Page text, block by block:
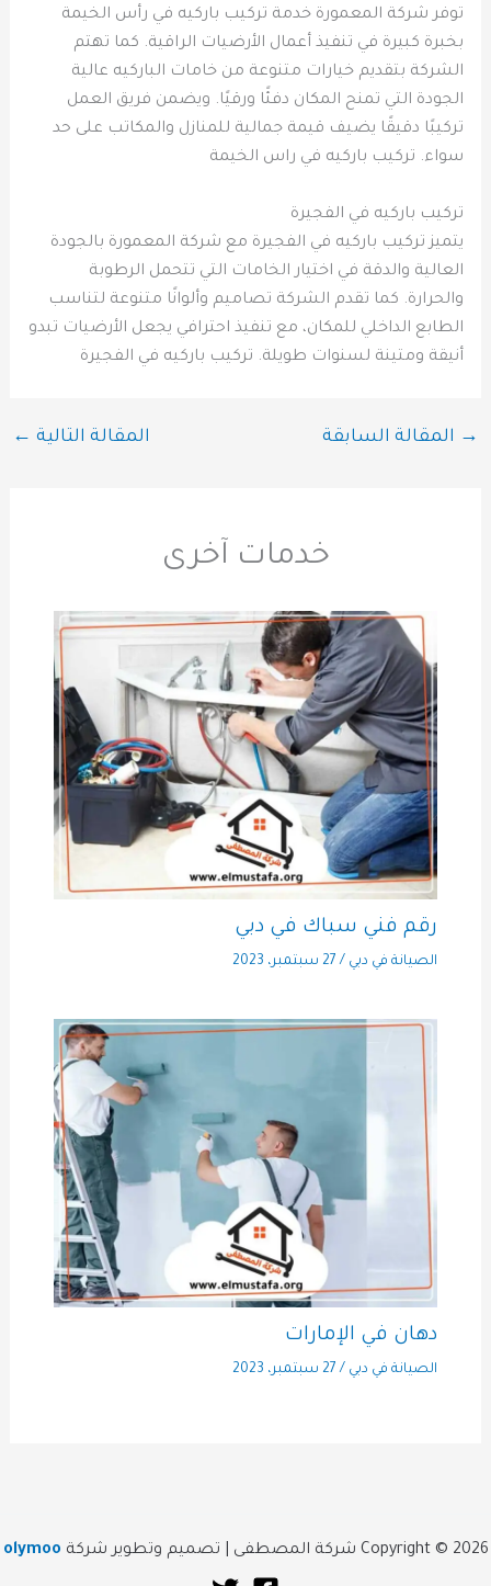
توفر شركة المعمورة خدمة تركيب باركيه في رأس الخيمة
بخبرة كبيرة في تنفيذ أعمال الأرضيات الراقية. كما تهتم
الشركة بتقديم خيارات متنوعة من خامات الباركيه عالية
الجودة التي تمنح المكان دفئًا ورقيًا. ويضمن فريق العمل
تركيبًا دقيقًا يضيف قيمة جمالية للمنازل والمكاتب على حد
سواء. تركيب باركيه في راس الخيمة
تركيب باركيه في الفجيرة
يتميز تركيب باركيه في الفجيرة مع شركة المعمورة بالجودة
العالية والدقة في اختيار الخامات التي تتحمل الرطوبة
والحرارة. كما تقدم الشركة تصاميم وألوانًا متنوعة لتناسب
الطابع الداخلي للمكان، مع تنفيذ احترافي يجعل الأرضيات تبدو
أنيقة ومتينة لسنوات طويلة. تركيب باركيه في الفجيرة
→ المقالة السابقة المقالة التالية ←
خدمات آخرى
رقم فني سباك في دبي
الصيانة في دبي / 27 سبتمبر، 2023
دهان في الإمارات
الصيانة في دبي / 27 سبتمبر، 2023
Copyright © 2026 شركة المصطفى | تصميم وتطوير شركة olymoo